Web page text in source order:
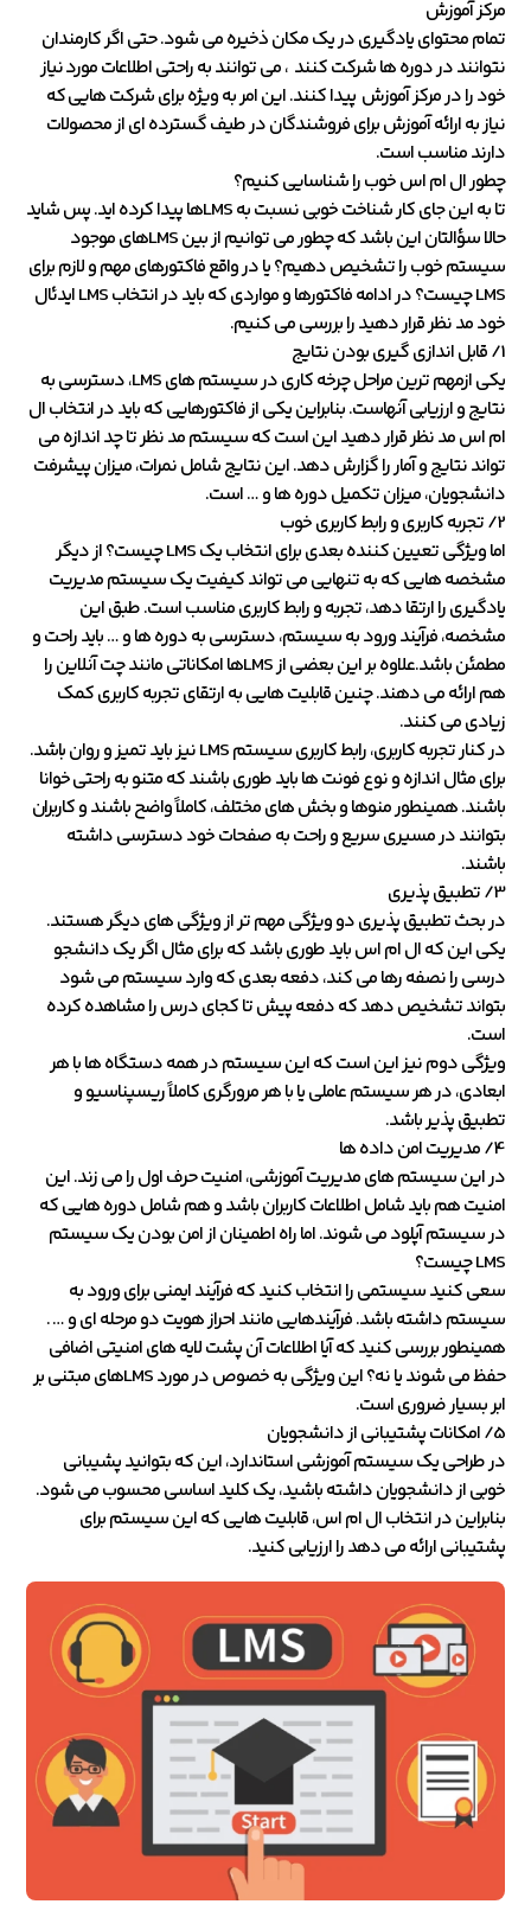
مرکز آموزش
تمام محتوای یادگیری در یک مکان ذخیره می شود. حتی اگر کارمندان
نتوانند در دوره ها شرکت کنند ، می توانند به راحتی اطلاعات مورد نیاز
خود را در مرکز آموزش پیدا کنند. این امر به ویژه برای شرکت هایی که
نیاز به ارائه آموزش برای فروشندگان در طیف گسترده ای از محصولات
دارند مناسب است.
چطور ال ام اس خوب را شناسایی کنیم؟
تا به این جای کار شناخت خوبی نسبت به LMSها پیدا کرده اید. پس شاید
حالا سؤالتان این باشد که چطور می توانیم از بین LMSهای موجود
سیستم خوب را تشخیص دهیم؟ یا در واقع فاکتورهای مهم و لازم برای
LMS چیست؟ در ادامه فاکتورها و مواردی که باید در انتخاب LMS ایدئال
خود مد نظر قرار دهید را بررسی می کنیم.
1/ قابل اندازی گیری بودن نتایج
یکی ازمهم ترین مراحل چرخه کاری در سیستم های LMS، دسترسی به
نتایج و ارزیابی آنهاست. بنابراین یکی از فاکتورهایی که باید در انتخاب ال
ام اس مد نظر قرار دهید این است که سیستم مد نظر تا چد اندازه می
تواند نتایج و آمار را گزارش دهد. این نتایج شامل نمرات، میزان پیشرفت
دانشجویان، میزان تکمیل دوره ها و … است.
2/ تجربه کاربری و رابط کاربری خوب
اما ویژگی تعیین کننده بعدی برای انتخاب یک LMS چیست؟ از دیگر
مشخصه هایی که به تنهایی می تواند کیفیت یک سیستم مدیریت
یادگیری را ارتقا دهد، تجربه و رابط کاربری مناسب است. طبق این
مشخصه، فرآیند ورود به سیستم، دسترسی به دوره ها و … باید راحت و
مطمئن باشد.علاوه بر این بعضی از LMSها امکاناتی مانند چت آنلاین را
هم ارائه می دهند. چنین قابلیت هایی به ارتقای تجربه کاربری کمک
زیادی می کنند.
در کنار تجربه کاربری، رابط کاربری سیستم LMS نیز باید تمیز و روان باشد.
برای مثال اندازه و نوع فونت ها باید طوری باشند که متنو به راحتی خوانا
باشند. همینطور منوها و بخش های مختلف، کاملاً واضح باشند و کاربران
بتوانند در مسیری سریع و راحت به صفحات خود دسترسی داشته
باشند.
3/ تطبیق پذیری
در بحث تطبیق پذیری دو ویژگی مهم تر از ویژگی های دیگر هستند.
یکی این که ال ام اس باید طوری باشد که برای مثال اگر یک دانشجو
درسی را نصفه رها می کند، دفعه بعدی که وارد سیستم می شود
بتواند تشخیص دهد که دفعه پیش تا کجای درس را مشاهده کرده
است.
ویژگی دوم نیز این است که این سیستم در همه دستگاه ها با هر
ابعادی، در هر سیستم عاملی یا با هر مرورگری کاملاً ریسپناسیو و
تطبیق پذیر باشد.
4/ مدیریت امن داده ها
در این سیستم های مدیریت آموزشی، امنیت حرف اول را می زند. این
امنیت هم باید شامل اطلاعات کاربران باشد و هم شامل دوره هایی که
در سیستم آپلود می شوند. اما راه اطمینان از امن بودن یک سیستم
LMS چیست؟
سعی کنید سیستمی را انتخاب کنید که فرآیند ایمنی برای ورود به
سیستم داشته باشد. فرآیندهایی مانند احراز هویت دو مرحله ای و … .
همینطور بررسی کنید که آیا اطلاعات آن پشت لایه های امنیتی اضافی
حفظ می شوند یا نه؟ این ویژگی به خصوص در مورد LMSهای مبتنی بر
ابر بسیار ضروری است.
5/ امکانات پشتیبانی از دانشجویان
در طراحی یک سیستم آموزشی استاندارد، این که بتوانید پشیبانی
خوبی از دانشجویان داشته باشید، یک کلید اساسی محسوب می شود.
بنابراین در انتخاب ال ام اس، قابلیت هایی که این سیستم برای
پشتیبانی ارائه می دهد را ارزیابی کنید.